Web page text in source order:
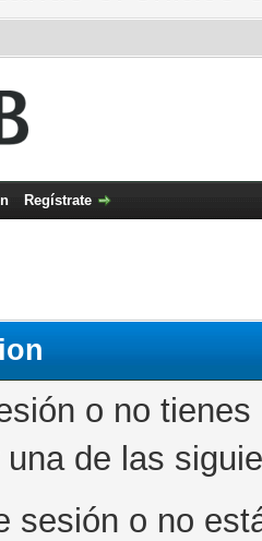
Regístrate
o no
de las
sesión o no